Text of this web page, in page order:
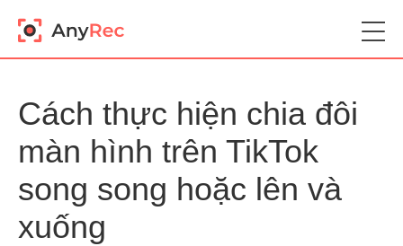
Cách thực hiện chia đôi
màn hình trên TikTok
song song hoặc lên và
xuống